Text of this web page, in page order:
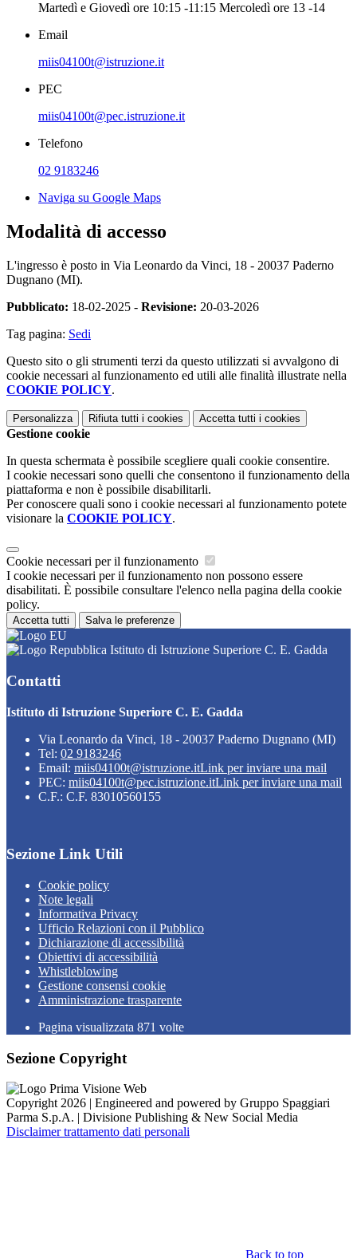
Martedì e Giovedì ore 10:15 -11:15 Mercoledì ore 13 -14
Email
miis04100t@istruzione.it
PEC
miis04100t@pec.istruzione.it
Telefono
02 9183246
Naviga su Google Maps
Modalità di accesso
L'ingresso è posto in Via Leonardo da Vinci, 18 - 20037 Paderno
Dugnano (MI).
Pubblicato: 18-02-2025 - Revisione: 20-03-2026
Tag pagina: Sedi
Questo sito o gli strumenti terzi da questo utilizzati si avvalgono di
cookie necessari al funzionamento ed utili alle finalità illustrate nella
COOKIE POLICY.
Personalizza Rifiuta tutti i cookies Accetta tutti i cookies
Gestione cookie
In questa schermata è possibile scegliere quali cookie consentire.
I cookie necessari sono quelli che consentono il funzionamento della
piattaforma e non è possibile disabilitarli.
Per conoscere quali sono i cookie necessari al funzionamento potete
visionare la COOKIE POLICY.
Cookie necessari per il funzionamento
I cookie necessari per il funzionamento non possono essere
disabilitati. È possibile consultare l'elenco nella pagina della cookie
policy.
Accetta tutti Salva le preferenze
Istituto di Istruzione Superiore C. E. Gadda
Contatti
Istituto di Istruzione Superiore C. E. Gadda
Via Leonardo da Vinci, 18 - 20037 Paderno Dugnano (MI)
Tel: 02 9183246
Email: miis04100t@istruzione.itLink per inviare una mail
PEC: miis04100t@pec.istruzione.itLink per inviare una mail
C.F.: C.F. 83010560155
Sezione Link Utili
Cookie policy
Note legali
Informativa Privacy
Ufficio Relazioni con il Pubblico
Dichiarazione di accessibilità
Obiettivi di accessibilità
Whistleblowing
Gestione consensi cookie
Amministrazione trasparente
Pagina visualizzata 871 volte
Sezione Copyright
Copyright 2026 | Engineered and powered by Gruppo Spaggiari
Parma S.p.A. | Divisione Publishing & New Social Media
Disclaimer trattamento dati personali
Back to top